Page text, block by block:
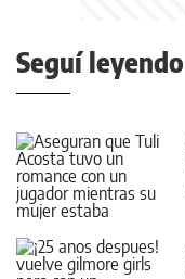
Seguí leyendo